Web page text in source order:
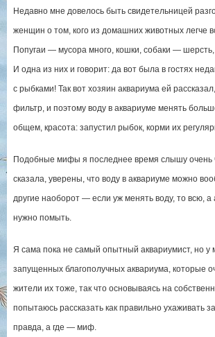
Недавно мне довелось быть свидетельницей
женщин о том, кого из домашних животных легче
Попугаи — мусора много, кошки, собаки — шерсть,
И одна из них и говорит: да вот была в гостях
с рыбками! Так вот хозяин аквариума ей
фильтр, и поэтому воду в аквариуме менять
общем, красота: запустил рыбок, корми их
Подобные мифы я последнее время слышу очень
сказала, уверены, что воду в аквариуме можно
другие наоборот — если уж менять воду, то всю, а
нужно помыть.
Я сама пока не самый опытный аквариумист, но у
запущенных благополучных аквариума, которые
жители их тоже, так что основываясь на
попытаюсь рассказать как правильно ухаживать
правда, а где — миф.